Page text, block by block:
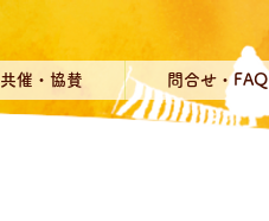
共催・協賛 問合せ・FAQ